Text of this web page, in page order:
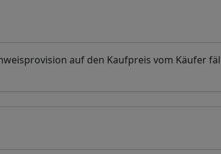
auf den Kaufpreis vom Käufer